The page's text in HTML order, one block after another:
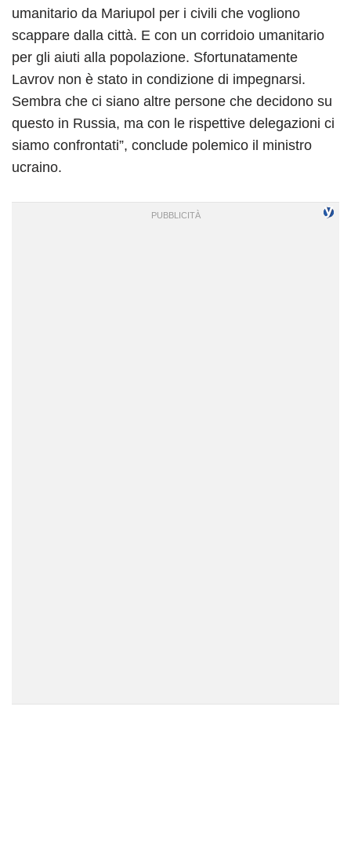
umanitario da Mariupol per i civili che vogliono
scappare dalla città. E con un corridoio umanitario
per gli aiuti alla popolazione. Sfortunatamente
Lavrov non è stato in condizione di impegnarsi.
Sembra che ci siano altre persone che decidono su
questo in Russia, ma con le rispettive delegazioni ci
siamo confrontati”, conclude polemico il ministro
ucraino.